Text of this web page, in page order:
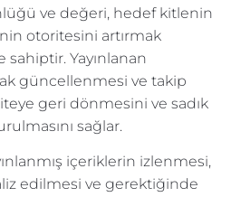
ve değeri, hedef kitlenin
otoritesini artırmak
sahiptir. Yayınlanan
güncellenmesi ve takip
geri dönmesini ve sadık
sağlar.
içeriklerin izlenmesi,
edilmesi ve gerektiğinde